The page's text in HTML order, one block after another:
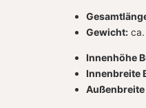
Gewicht:
Innenhöhe
Innenbreite
Außenbreite